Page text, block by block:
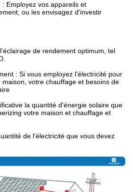
Employez vos appareils et
ou les envisagez d'investir
de rendement optimum, tel
: Si vous employez l'électricité pour
votre chauffage et besoins de
la quantité d'énergie solaire que
votre maison et chauffage et
de l'électricité que vous devez